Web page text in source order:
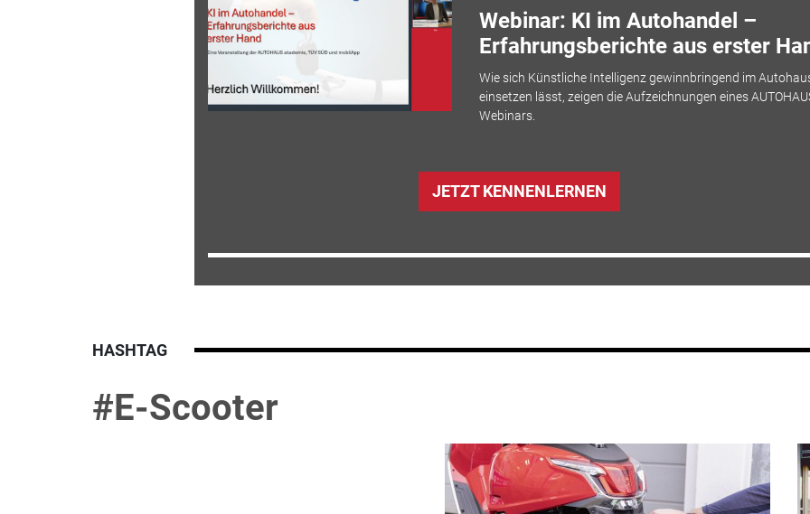
Webinar: KI im Autohandel –
Erfahrungsberichte aus erster
Wie sich Künstliche Intelligenz gewinnbringend im
einsetzen lässt, zeigen die Aufzeichnungen eines
Webinars.
JETZT KENNENLERNEN
HASHTAG
#E-Scooter